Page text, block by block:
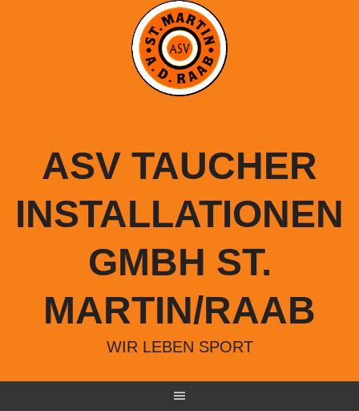
ASV TAUCHER
INSTALLATIONEN
GMBH ST.
MARTIN/RAAB
WIR LEBEN SPORT